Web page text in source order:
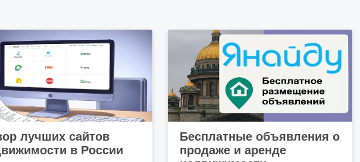
лучших сайтов
в России
Бесплатные объявления о
продаже и аренде